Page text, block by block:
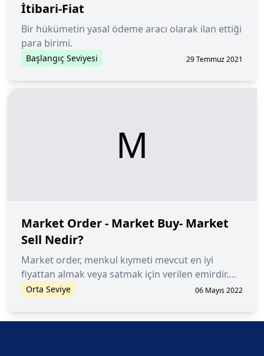
İtibari-Fiat
Bir hükümetin yasal ödeme aracı olarak ilan ettiği
para birimi.
Başlangıç Seviyesi 29 Temmuz 2021
M
Market Order - Market Buy- Market
Sell Nedir?
Market order, menkul kıymeti mevcut en iyi
fiyattan almak veya satmak için verilen emirdir.
Market buy işlemi, mevcut piyasa fiyatından
Market sell, kripto paranın mevcut piyasa
Orta Seviye 06 Mayıs 2022